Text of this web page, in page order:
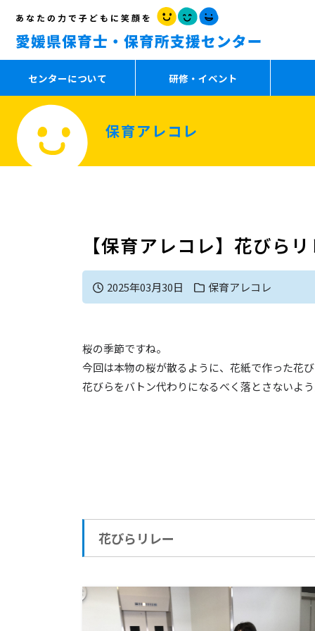
センターについて 研修・イベント
保育アレコレ
【保育アレコレ】花びら
2025年03月30日 保育アレコレ
桜の季節ですね。
今回は本物の桜が散るように、花紙で作った花
花びらをバトン代わりになるべく落とさないよ
花びらリレー